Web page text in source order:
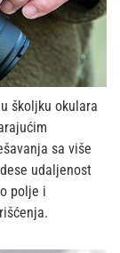
školjku okulara
sa više
udaljenost
polje i